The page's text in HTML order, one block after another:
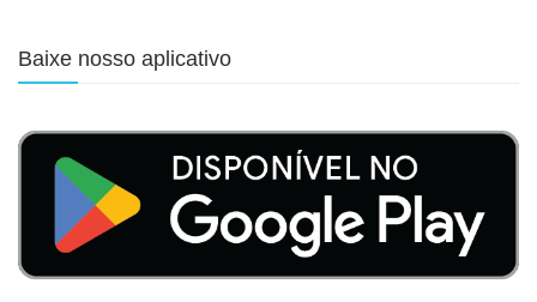
Baixe nosso aplicativo